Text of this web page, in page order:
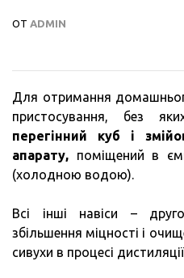
ОТ ADMIN
Для отримання
пристосування, без
перегінний куб і
апарату, поміщений в
(холодною водою).
Всі інші навіси –
збільшення міцності і
сивухи в процесі